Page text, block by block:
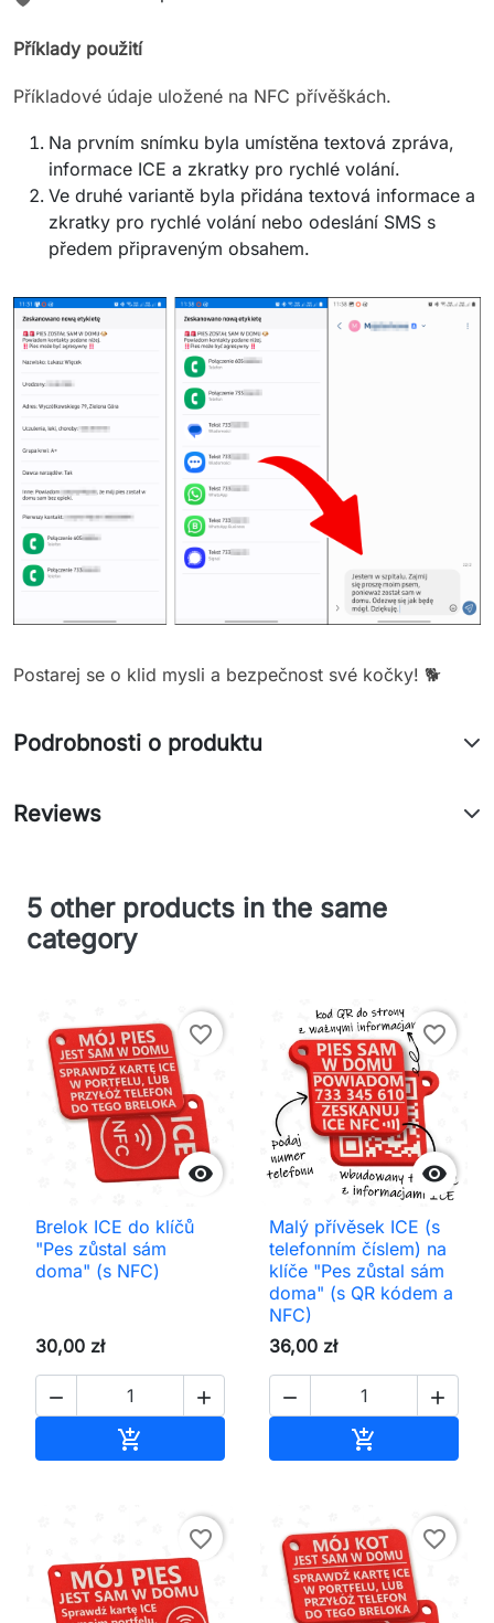
Příklady použití
Příkladové údaje uložené na NFC přívěškách.
Na prvním snímku byla umístěna textová zpráva,
informace ICE a zkratky pro rychlé volání.
Ve druhé variantě byla přidána textová informace a
zkratky pro rychlé volání nebo odeslání SMS s
předem připraveným obsahem.
Postarej se o klid mysli a bezpečnost své kočky! 🐕
Podrobnosti o produktu
Reviews
5 other products in the same
category

favorite_border
Brelok ICE do klíčů
"Pes zůstal sám
doma" (s NFC)
30,00 zł
 


favorite_border
Malý přívěsek ICE (s
telefonním číslem) na
klíče "Pes zůstal sám
doma" (s QR kódem a
NFC)
36,00 zł
 

favorite_border favorite_border